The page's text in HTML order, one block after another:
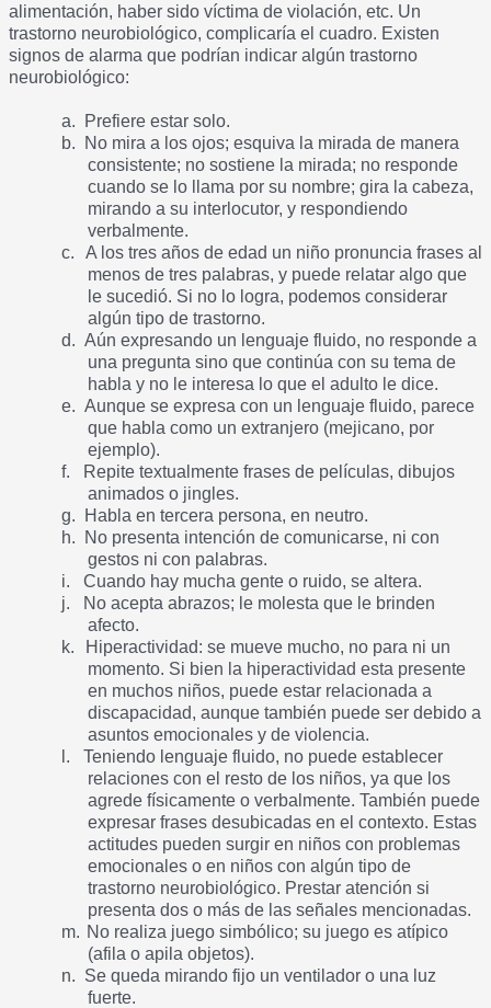
alimentación, haber sido víctima de violación, etc. Un
trastorno neurobiológico, complicaría el cuadro. Existen
signos de alarma que podrían indicar algún trastorno
neurobiológico:
a.
Prefiere estar solo.
b.
No mira a los ojos; esquiva la mirada de manera
consistente; no sostiene la mirada; no responde
cuando se lo llama por su nombre; gira la cabeza,
mirando a su interlocutor, y respondiendo
verbalmente.
c.
A los tres años de edad un niño pronuncia frases al
menos de tres palabras, y puede relatar algo que
le sucedió. Si no lo logra, podemos considerar
algún tipo de trastorno.
d. Aún expresando un lenguaje fluido, no responde a
una pregunta sino que continúa con su tema de
habla y no le interesa lo que el adulto le dice.
e. Aunque se expresa con un lenguaje fluido, parece
que habla como un extranjero (mejicano, por
ejemplo).
f.
Repite textualmente frases de películas, dibujos
animados o jingles.
g.
Habla en tercera persona, en neutro.
h.
No presenta intención de comunicarse, ni con
gestos ni con palabras.
i.
Cuando hay mucha gente o ruido, se altera.
j.
No acepta abrazos; le molesta que le brinden
afecto.
k.
Hiperactividad: se mueve mucho, no para ni un
momento. Si bien la hiperactividad esta presente
en muchos niños, puede estar relacionada a
discapacidad, aunque también puede ser debido a
asuntos emocionales y de violencia.
l.
Teniendo lenguaje fluido, no puede establecer
relaciones con el resto de los niños, ya que los
agrede físicamente o verbalmente. También puede
expresar frases desubicadas en el contexto. Estas
actitudes pueden surgir en niños con problemas
emocionales o en niños con algún tipo de
trastorno neurobiológico. Prestar atención si
presenta dos o más de las señales mencionadas.
m. No realiza juego simbólico; su juego es atípico
(afila o apila objetos).
n. Se queda mirando fijo un ventilador o una luz
fuerte.